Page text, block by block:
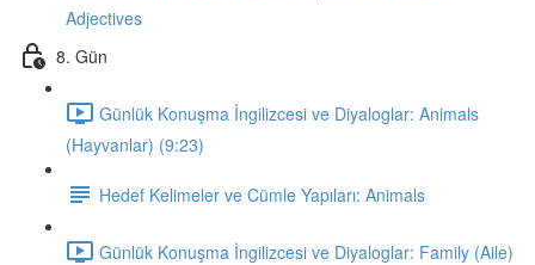
Adjectives
8. Gün
Günlük Konuşma İngilizcesi ve Diyaloglar: Animals
(Hayvanlar) (9:23)
Hedef Kelimeler ve Cümle Yapıları: Animals
Günlük Konuşma İngilizcesi ve Diyaloglar: Family (Aile)